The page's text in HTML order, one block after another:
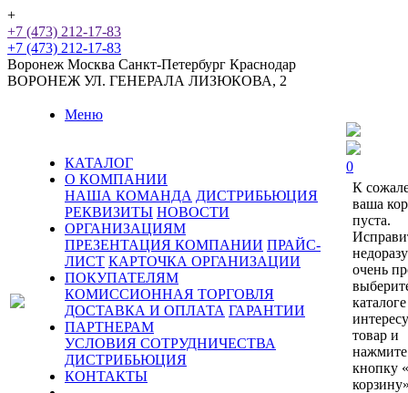
+
+7 (473) 212-17-83
+7 (473) 212-17-83
Воронеж Москва Санкт-Петербург Краснодар
ВОРОНЕЖ УЛ. ГЕНЕРАЛА ЛИЗЮКОВА, 2
Меню
КАТАЛОГ
О КОМПАНИИ
НАША КОМАНДА ДИСТРИБЬЮЦИЯ
РЕКВИЗИТЫ НОВОСТИ
ОРГАНИЗАЦИЯМ
ПРЕЗЕНТАЦИЯ КОМПАНИИ ПРАЙС-
ЛИСТ КАРТОЧКА ОРГАНИЗАЦИИ
ПОКУПАТЕЛЯМ
КОМИССИОННАЯ ТОРГОВЛЯ
ДОСТАВКА И ОПЛАТА ГАРАНТИИ
ПАРТНЕРАМ
УСЛОВИЯ СОТРУДНИЧЕСТВА
ДИСТРИБЬЮЦИЯ
КОНТАКТЫ
0
К
ваша
пуста.
очень
каталоге
товар и
нажмите
кнопку